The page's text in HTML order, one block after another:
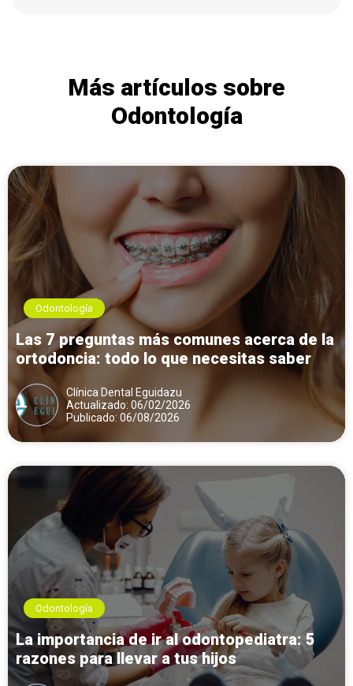
Más artículos sobre
Odontología
Odontología
Las 7 preguntas más comunes acerca de la
ortodoncia: todo lo que necesitas saber
Clínica Dental Eguidazu
Actualizado: 06/02/2026
Publicado: 06/08/2026
Odontología
La importancia de ir al odontopediatra: 5
razones para llevar a tus hijos